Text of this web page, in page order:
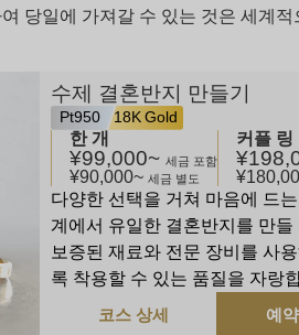
당일에 가져갈 수 있는 것은 세계
수제 결혼반지 만들기
Pt950 18K Gold
한 개
¥99,000~ 세금 포함
¥90,000~ 세금 별도
커플 링
다양한 선택을 거쳐 마음에 드
계에서 유일한 결혼반지를 만
보증된 재료와 전문 장비를 사
록 착용할 수 있는 품질을 자랑
코스 상세
예